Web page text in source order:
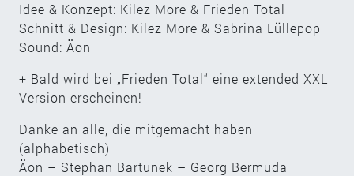
Idee & Konzept: Kilez More & Frieden Total
Schnitt & Design: Kilez More & Sabrina Lüllepop
Sound: Äon
+ Bald wird bei „Frieden Total“ eine extended XXL
Version erscheinen!
Danke an alle, die mitgemacht haben
(alphabetisch)
Äon – Stephan Bartunek – Georg Bermuda